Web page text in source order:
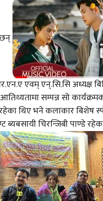
एवम् एन्.सि.सि अध्यक्ष
सम्पन्न सो
थिए भने कलाकार बिशेष
ब्यबसायी चिरन्जिबी पाण्डे